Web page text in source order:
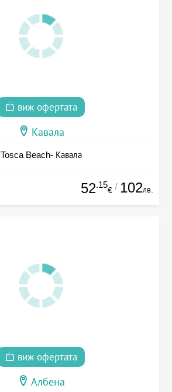
виж офертата
Кавала
Tosca Beach- Кавала
52.15
€ / 102лв.
виж офертата
Албена